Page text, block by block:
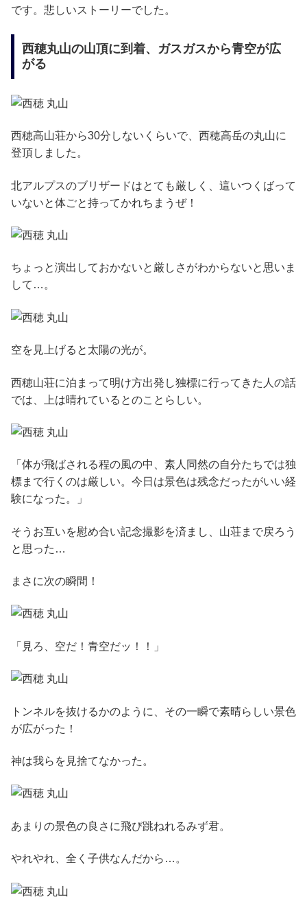
です。悲しいストーリーでした。
西穂丸山の山頂に到着、ガスガスから青空が広
がる
西穂高山荘から30分しないくらいで、西穂高岳の丸山に
登頂しました。
北アルプスのブリザードはとても厳しく、這いつくばって
いないと体ごと持ってかれちまうぜ！
ちょっと演出しておかないと厳しさがわからないと思いま
して…。
空を見上げると太陽の光が。
西穂山荘に泊まって明け方出発し独標に行ってきた人の話
では、上は晴れているとのことらしい。
「体が飛ばされる程の風の中、素人同然の自分たちでは独
標まで行くのは厳しい。今日は景色は残念だったがいい経
験になった。」
そうお互いを慰め合い記念撮影を済まし、山荘まで戻ろう
と思った…
まさに次の瞬間！
「見ろ、空だ！青空だッ！！」
トンネルを抜けるかのように、その一瞬で素晴らしい景色
が広がった！
神は我らを見捨てなかった。
あまりの景色の良さに飛び跳ねれるみず君。
やれやれ、全く子供なんだから…。